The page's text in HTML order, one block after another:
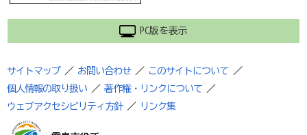
PC版を表示
サイトマップ ／ お問い合わせ ／ このサイトについて
／
個人情報の取り扱い ／ 著作権・リンクについて ／
ウェブアクセシビリティ方針 ／ リンク集